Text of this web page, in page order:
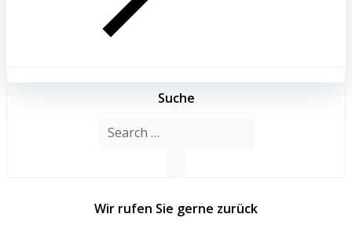
Suche
Search
Wir rufen Sie gerne zurück